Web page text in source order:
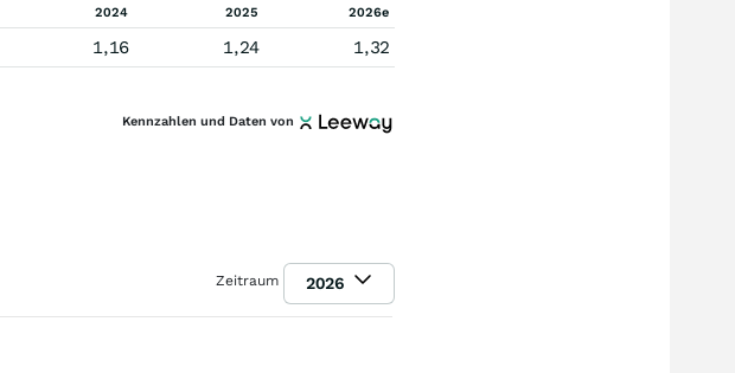
2024 2025 2026e
1,16 1,24 1,32
Kennzahlen und Daten von
Zeitraum 2026